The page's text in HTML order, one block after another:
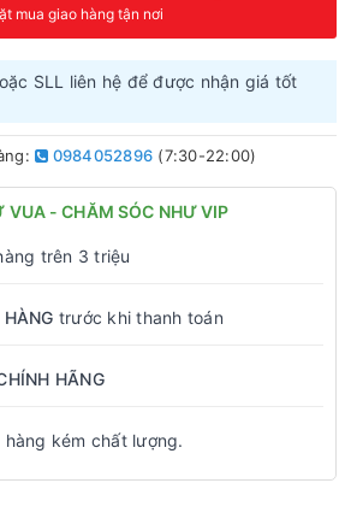
mua giao hàng tận nơi
SLL liên hệ để được nhận giá tốt
0984052896 (7:30-22:00)
VUA - CHĂM SÓC NHƯ VIP
trên 3 triệu
trước khi thanh toán
HÃNG
hàng kém chất lượng.